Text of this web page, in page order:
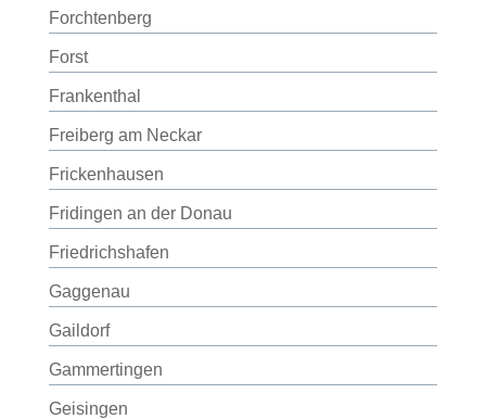
Forchtenberg
Forst
Frankenthal
Freiberg am Neckar
Frickenhausen
Fridingen an der Donau
Friedrichshafen
Gaggenau
Gaildorf
Gammertingen
Geisingen